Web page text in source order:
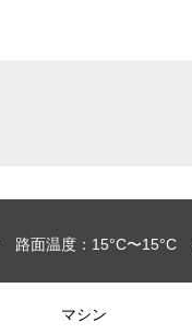
路面温度：15°C〜15°C
マシン